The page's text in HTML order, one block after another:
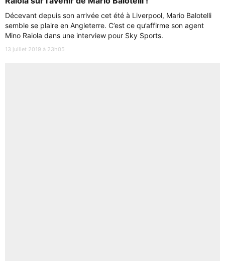
Décevant depuis son arrivée cet été à Liverpool, Mario Balotelli
semble se plaire en Angleterre. C’est ce qu’affirme son agent
Mino Raiola dans une interview pour Sky Sports.
13 juillet 2019 à 23h05